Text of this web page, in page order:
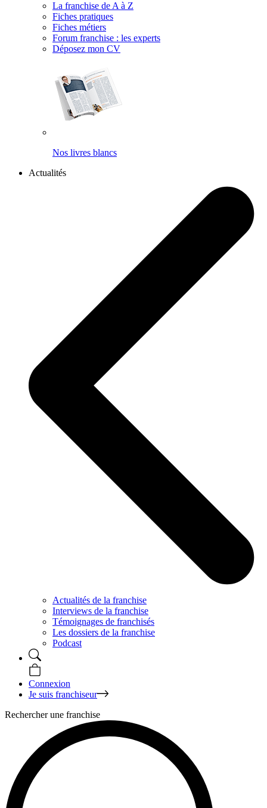
La franchise de A à Z
Fiches pratiques
Fiches métiers
Forum franchise : les experts
Déposez mon CV
Nos livres blancs
Actualités
Actualités de la franchise
Interviews de la franchise
Témoignages de franchisés
Les dossiers de la franchise
Podcast
Connexion
Je suis franchiseur
Rechercher une franchise